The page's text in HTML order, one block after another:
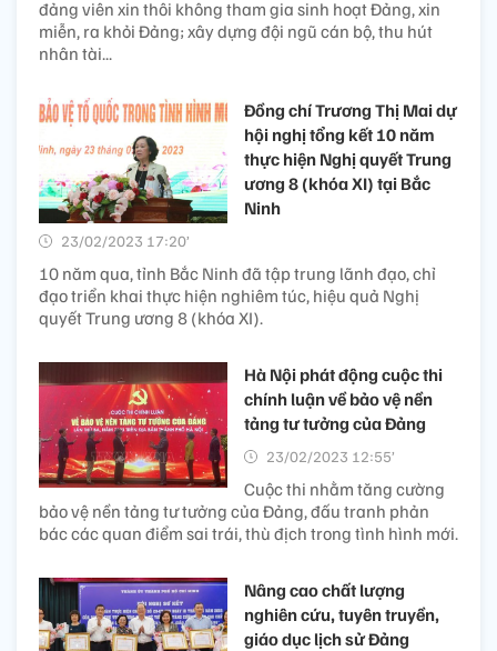
đảng viên xin thôi không tham gia sinh hoạt Đảng, xin
miễn, ra khỏi Đảng; xây dựng đội ngũ cán bộ, thu hút
nhân tài...
Đồng chí Trương Thị Mai dự
hội nghị tổng kết 10 năm
thực hiện Nghị quyết Trung
ương 8 (khóa XI) tại Bắc
Ninh
23/02/2023 17:20’
10 năm qua, tỉnh Bắc Ninh đã tập trung lãnh đạo, chỉ
đạo triển khai thực hiện nghiêm túc, hiệu quả Nghị
quyết Trung ương 8 (khóa XI).
Hà Nội phát động cuộc thi
chính luận về bảo vệ nền
tảng tư tưởng của Đảng
23/02/2023 12:55’
Cuộc thi nhằm tăng cường
bảo vệ nền tảng tư tưởng của Đảng, đấu tranh phản
bác các quan điểm sai trái, thù địch trong tình hình mới.
Nâng cao chất lượng
nghiên cứu, tuyên truyền,
giáo dục lịch sử Đảng